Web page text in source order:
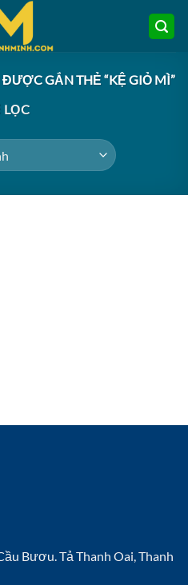
GẮN THẺ “KỆ GIỎ MÌ”
LỌC
Bươu. Tả Thanh Oai, Thanh